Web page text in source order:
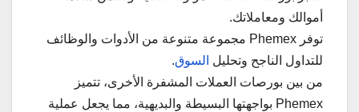
أموالك ومعاملاتك.
توفر Phemex مجموعة متنوعة من الأدوات والوظائف
للتداول الناجح وتحليل السوق.
من بين بورصات العملات المشفرة الأخرى، تتميز
Phemex بواجهتها البسيطة والبديهية، مما يجعل عملية